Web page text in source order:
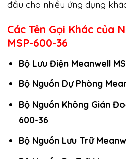
đầu cho nhiều ứng dụng
Các Tên Gọi Khác của
MSP-600-36
Bộ Lưu Điện Meanwell
Bộ Nguồn Dự Phòng
Bộ Nguồn Không Gián
600-36
Bộ Nguồn Lưu Trữ